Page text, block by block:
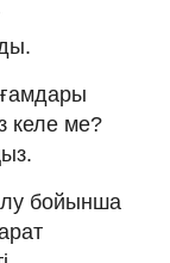
келе ме?
бойынша